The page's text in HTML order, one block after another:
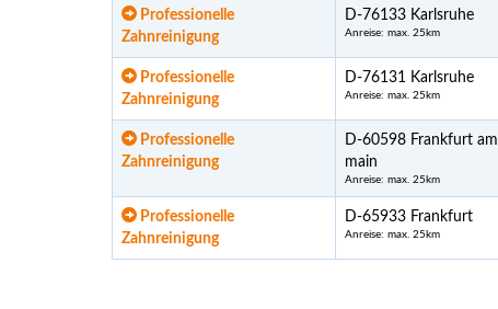
Professionelle
Zahnreinigung
D-76133 Karlsruhe
Anreise: max. 25km
Professionelle
Zahnreinigung
D-76131 Karlsruhe
Anreise: max. 25km
Professionelle
Zahnreinigung
D-60598 Frankfurt am
main
Anreise: max. 25km
Professionelle
Zahnreinigung
D-65933 Frankfurt
Anreise: max. 25km